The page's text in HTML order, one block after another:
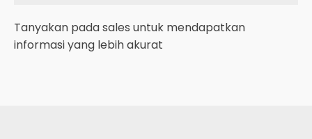
Tanyakan pada sales untuk mendapatkan
informasi yang lebih akurat